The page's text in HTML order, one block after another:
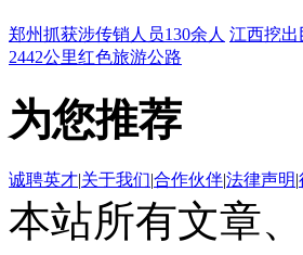
郑州抓获涉传销人员130余人 江西挖出
2442公里红色旅游公路
为您推荐
诚聘英才|关于我们|合作伙伴|法律声明|
本站所有文章